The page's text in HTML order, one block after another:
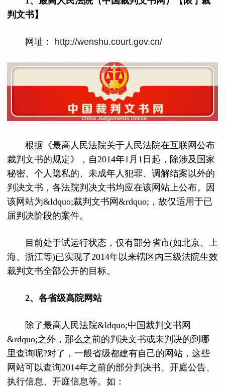
判文书】
网址： http://wenshu.court.gov.cn/
根据《最高人民法院关于人民法院在互联网公布
裁判文书的规定》，自2014年1月1日起，除涉及国家
秘密、个人隐私的、未成年人犯罪、调解结案以外的
判决文书，各法院判决文书均应在该网站上公布。因
该网站为&ldquo;裁判文书网&rdquo;，故仅适用于已
届判决阶段的案件。
目前处于试运行状态，仅有部分省市(如北京、上
海、浙江等)已实现了2014年以来辖区内三级法院生效
裁判文书全部公开的目标。
2、各省级高院网站
除了最高人民法院&ldquo;中国裁判文书网
&rdquo;之外，那么之前的判决文书或未判决的到哪
里查询呢?对了，一般省级都建有自己的网站，这些
网站可以查询2014年之前的部分判决书、开庭公告、
执行信息、开庭信息等。如：